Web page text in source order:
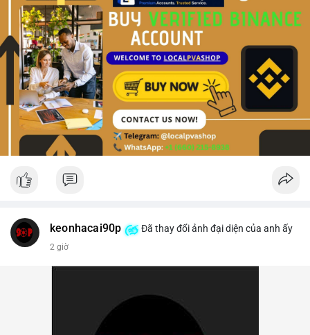
keonhacai90p Đã thay đổi ảnh đại diện của anh ấy
2 giờ